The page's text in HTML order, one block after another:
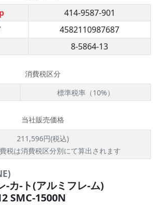
414-9587-901
4582110987687
8-5864-13
消費税区分
標準税率（10%）
当社販売価格
211,596円(税込)
税は消費税区分別にて算出されます
-カ-ト(アルミフレ-ム)
SMC-1500N